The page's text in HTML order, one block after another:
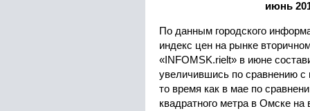
июнь
По данным городского
индекс цен на рынке
«INFOMSK.rielt» в июне
увеличившись по сравнению с
то время как в мае по
квадратного метра в Омске на